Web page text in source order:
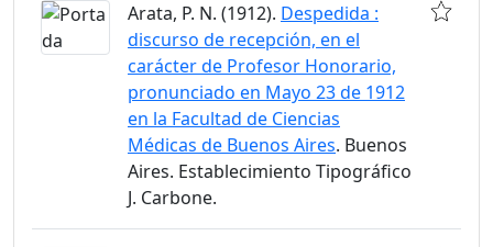
Arata, P. N. (1912). Despedida :
discurso de recepción, en el
carácter de Profesor Honorario,
pronunciado en Mayo 23 de 1912
en la Facultad de Ciencias
Médicas de Buenos Aires. Buenos
Aires. Establecimiento Tipográfico
J. Carbone.